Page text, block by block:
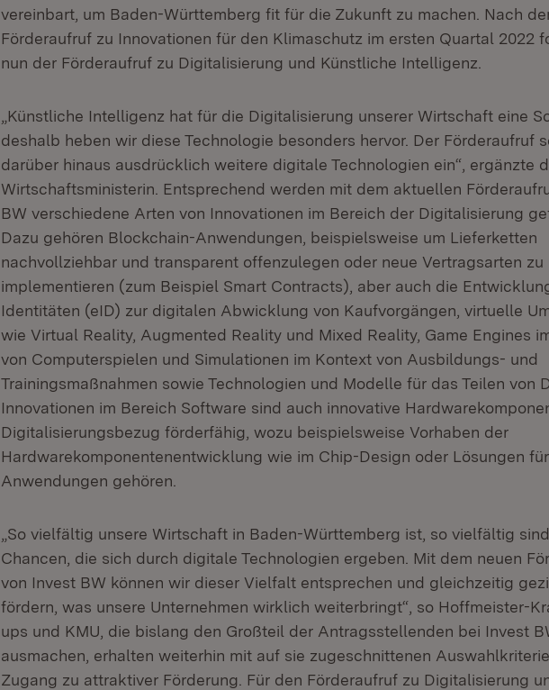
vereinbart, um Baden-Württemberg fit für die Zukunft zu machen. Nach
Förderaufruf zu Innovationen für den Klimaschutz im ersten Quartal 2022
nun der Förderaufruf zu Digitalisierung und Künstliche Intelligenz.
„Künstliche Intelligenz hat für die Digitalisierung unserer Wirtschaft eine
deshalb heben wir diese Technologie besonders hervor. Der Förderaufruf
darüber hinaus ausdrücklich weitere digitale Technologien ein“, ergänzte
Wirtschaftsministerin. Entsprechend werden mit dem aktuellen
BW verschiedene Arten von Innovationen im Bereich der Digitalisierung
Dazu gehören Blockchain-Anwendungen, beispielsweise um Lieferketten
nachvollziehbar und transparent offenzulegen oder neue Vertragsarten zu
implementieren (zum Beispiel Smart Contracts), aber auch die
Identitäten (eID) zur digitalen Abwicklung von Kaufvorgängen, virtuelle
wie Virtual Reality, Augmented Reality und Mixed Reality, Game Engines
von Computerspielen und Simulationen im Kontext von Ausbildungs- und
Trainingsmaßnahmen sowie Technologien und Modelle für das Teilen von
Innovationen im Bereich Software sind auch innovative
Digitalisierungsbezug förderfähig, wozu beispielsweise Vorhaben der
Hardwarekomponentenentwicklung wie im Chip-Design oder Lösungen
Anwendungen gehören.
„So vielfältig unsere Wirtschaft in Baden-Württemberg ist, so vielfältig
Chancen, die sich durch digitale Technologien ergeben. Mit dem neuen
von Invest BW können wir dieser Vielfalt entsprechen und gleichzeitig
fördern, was unsere Unternehmen wirklich weiterbringt“, so Hoffmeister-
ups und KMU, die bislang den Großteil der Antragsstellenden bei Invest
ausmachen, erhalten weiterhin mit auf sie zugeschnittenen
Zugang zu attraktiver Förderung. Für den Förderaufruf zu Digitalisierung